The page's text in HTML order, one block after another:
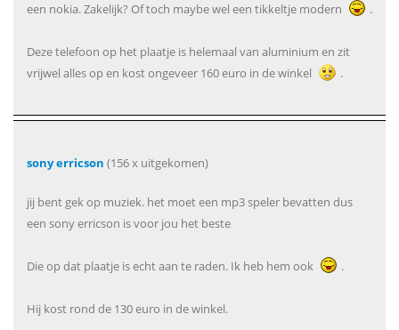
een nokia. Zakelijk? Of toch maybe wel een tikkeltje modern .
Deze telefoon op het plaatje is helemaal van aluminium en zit
vrijwel alles op en kost ongeveer 160 euro in de winkel
.
sony erricson (156 x uitgekomen)
jij bent gek op muziek. het moet een mp3 speler bevatten dus
een sony erricson is voor jou het beste
Die op dat plaatje is echt aan te raden. Ik heb hem ook .
Hij kost rond de 130 euro in de winkel.